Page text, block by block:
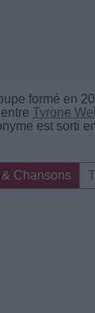
formé en
Tyrone
est sorti
Chansons